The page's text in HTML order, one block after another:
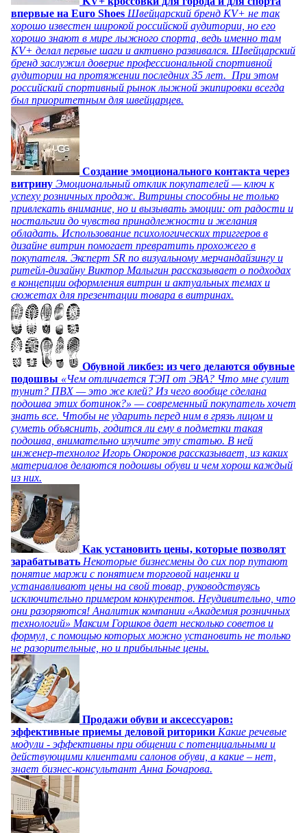
впервые на Euro Shoes Швейцарский бренд KV+ не так
хорошо известен широкой российской аудитории, но его
хорошо знают в мире лыжного спорта, ведь именно там
KV+ делал первые шаги и активно развивался. Швейцарский
бренд заслужил доверие профессиональной спортивной
аудитории на протяжении последних 35 лет. При этом
российский спортивный рынок лыжной экипировки всегда
был приоритетным для швейцарцев.
Создание эмоционального контакта через
витрину Эмоциональный отклик покупателей — ключ к
успеху розничных продаж. Витрины способны не только
привлекать внимание, но и вызывать эмоции: от радости и
ностальгии до чувства принадлежности и желания
обладать. Использование психологических триггеров в
дизайне витрин помогает превратить прохожего в
покупателя. Эксперт SR по визуальному мерчандайзингу и
ритейл-дизайну Виктор Малыгин рассказывает о подходах
в концепции оформления витрин и актуальных темах и
сюжетах для презентации товара в витринах.
Обувной ликбез: из чего делаются обувные
подошвы «Чем отличается ТЭП от ЭВА? Что мне сулит
тунит? ПВХ — это же клей? Из чего вообще сделана
подошва этих ботинок?» — современный покупатель хочет
знать все. Чтобы не ударить перед ним в грязь лицом и
суметь объяснить, годится ли ему в подметки такая
подошва, внимательно изучите эту статью. В ней
инженер-технолог Игорь Окороков рассказывает, из каких
материалов делаются подошвы обуви и чем хорош каждый
из них.
Как установить цены, которые позволят
зарабатывать Некоторые бизнесмены до сих пор путают
понятие маржи с понятием торговой наценки и
устанавливают цены на свой товар, руководствуясь
исключительно примером конкурентов. Неудивительно, что
они разоряются! Аналитик компании «Академия розничных
технологий» Максим Горшков дает несколько советов и
формул, с помощью которых можно установить не только
не разорительные, но и прибыльные цены.
Продажи обуви и аксессуаров:
эффективные приемы деловой риторики Какие речевые
модули - эффективны при общении с потенциальными и
действующими клиентами салонов обуви, а какие – нет,
знает бизнес-консультант Анна Бочарова.